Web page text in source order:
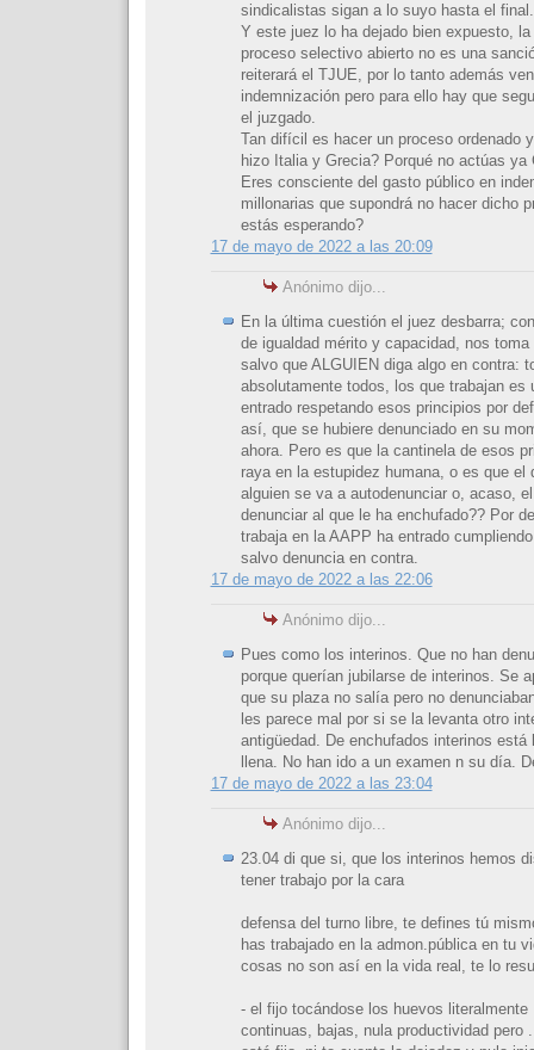
sindicalistas sigan a lo suyo hasta el final.
Y este juez lo ha dejado bien expuesto,
proceso selectivo abierto no es una
reiterará el TJUE, por lo tanto además
indemnización pero para ello hay que
el juzgado.
Tan difícil es hacer un proceso ordenado
hizo Italia y Grecia? Porqué no actúas ya
Eres consciente del gasto público en
millonarias que supondrá no hacer dicho
estás esperando?
17 de mayo de 2022 a las 20:09
Anónimo dijo...
En la última cuestión el juez desbarra;
de igualdad mérito y capacidad, nos toma
salvo que ALGUIEN diga algo en contra:
absolutamente todos, los que trabajan es
entrado respetando esos principios por
así, que se hubiere denunciado en su
ahora. Pero es que la cantinela de esos
raya en la estupidez humana, o es que el
alguien se va a autodenunciar o, acaso,
denunciar al que le ha enchufado?? Por
trabaja en la AAPP ha entrado
salvo denuncia en contra.
17 de mayo de 2022 a las 22:06
Anónimo dijo...
Pues como los interinos. Que no han
porque querían jubilarse de interinos. Se
que su plaza no salía pero no
les parece mal por si se la levanta otro
antigüedad. De enchufados interinos está
llena. No han ido a un examen n su día.
17 de mayo de 2022 a las 23:04
Anónimo dijo...
23.04 di que si, que los interinos hemos
tener trabajo por la cara
defensa del turno libre, te defines tú
has trabajado en la admon.pública en tu
cosas no son así en la vida real, te lo
- el fijo tocándose los huevos literalmente
continuas, bajas, nula productividad pero